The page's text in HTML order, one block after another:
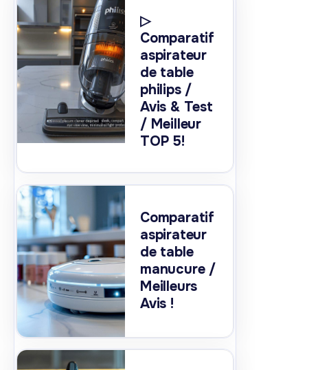
▷
Comparatif
aspirateur
de table
philips /
Avis & Test
/ Meilleur
TOP 5!
Comparatif
aspirateur
de table
manucure /
Meilleurs
Avis !